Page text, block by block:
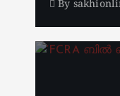
By